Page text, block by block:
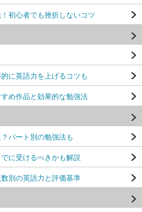
初心者でも挫折しないコツ
に英語力を上げるコツも
め作品と効果的な勉強法
パート別の勉強法も
に受けるべきかも解説
別の英語力と評価基準